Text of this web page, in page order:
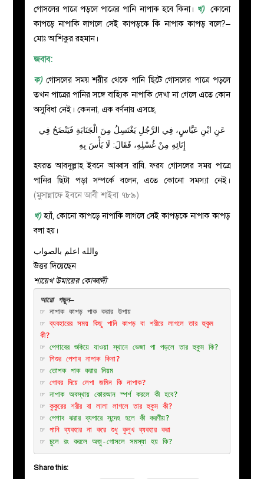
মজলিস
প্রশ্ন
গোসলের পাত্রে পড়লে পাত্রের পানি নাপাক হবে কিনা। খ)কোনো
কাপড়ে নাপাকি লাগলে সেই কাপড়কে কি নাপাক কাপড় বলে?–
মোঃ আশিকুর রহমান।
জবাব:
ক)গোসলের সময় শরীর থেকে পানি ছিটে গোসলের পাত্রে পড়লে
তখন পাত্রের পানির সঙ্গে বাহ্যিক নাপাকি দেখা না গেলে এতে কোন
অসুবিধা নেই। কেননা, এক বর্ণনায় এসছে,
عَنِ ابْنِ عَبَّاسٍ، فِي الرَّجُلِ يَغْتَسِلُ مِنَ الْجَنَابَةِ فَيَنْضَحُ فِي
إِنَائِهِ مِنْ غُسْلِهِ، فَقَالَ: لَا بَأْسَ بِهِ
হযরত আবদুল্লাহ ইবনে আব্বাস রাযি. ফরয গোসলের সময় পাত্রে
পানির ছিটা পড়া সম্পর্কে বলেন, এতে কোনো সমস্যা নেই।
(মুসান্নাফে ইবনে আবী শাইবা ৭৮৯)
খ)হ্যাঁ, কোনো কাপড়ে নাপাকি লাগলে সেই কাপড়কে নাপাক কাপড়
বলা হয়।
والله اعلم بالصواب
উত্তর দিয়েছেন
শায়েখ উমায়ের কোব্বাদী
আরো পড়ুন–
☞ নাপাক কাপড় পাক করার উপায়
☞ ব্যবহারের সময় কিছু পানি কাপড় বা শরীরে লাগলে তার হুকুম
কী?
☞ পেশাবের শুকিয়ে যাওয়া স্থানে ভেজা পা পড়লে তার হুকুম কি?
☞ শিশুর পেশাব নাপাক কিনা?
☞ তোশক পাক করার নিয়ম
☞ গোবর দিয়ে লেপা জমিন কি নাপাক?
☞ নাপাক অবস্থায় কোরআন স্পর্শ করলে কী হবে?
☞ কুকুরের শরীর বা লালা লাগলে তার হুকুম কী?
☞ পেশাব ঝরার ব্যপারে সন্দেহ হলে কী করণীয়?
☞ পানি ব্যবহার না করে শুধু কুলুখ ব্যবহার করা
☞ চুলে রং করলে অজু-গোসলে সমস্যা হয় কি?
Share this: